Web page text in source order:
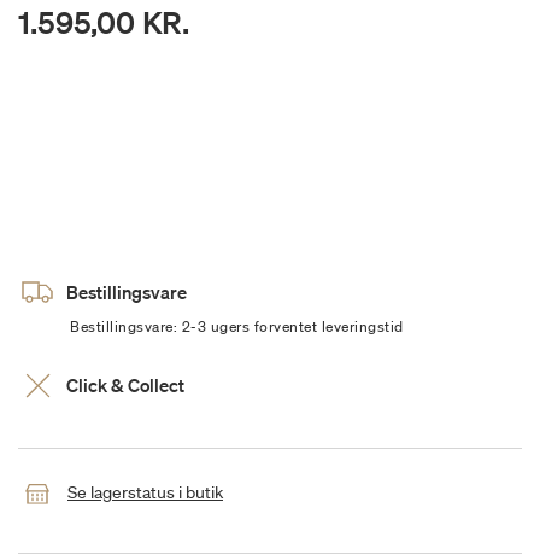
1.595,00 KR.
Bestillingsvare
Bestillingsvare: 2-3 ugers forventet leveringstid
Click & Collect
Se lagerstatus i butik